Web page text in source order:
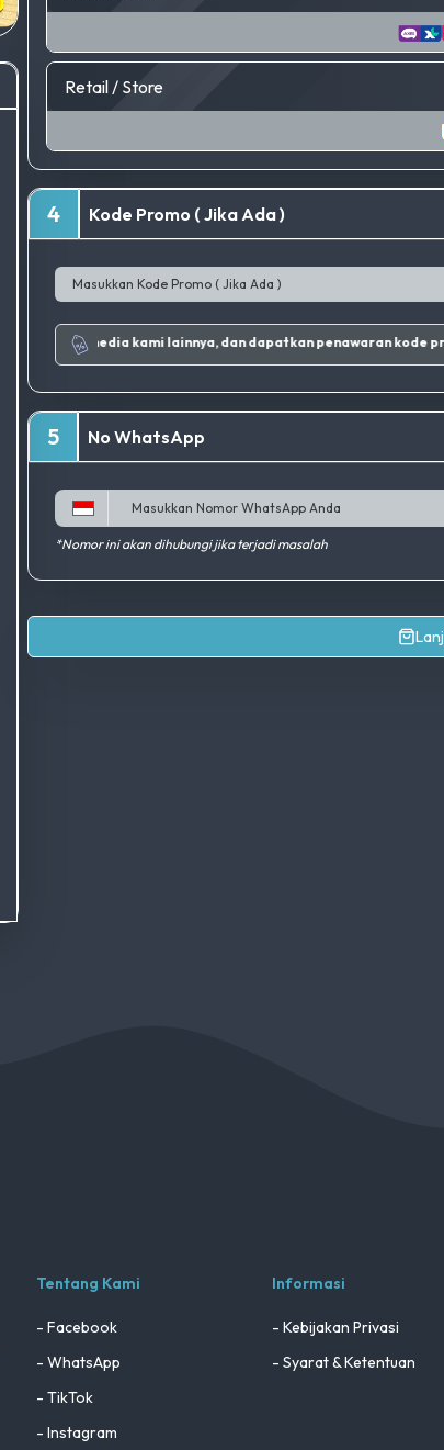
Retail / Store
4 Kode Promo ( Jika Ada )
Ikuti Instagram dan sosial media kami lainnya, dan dapatkan penawaran kode promo
5 No WhatsApp
*Nomor ini akan dihubungi jika terjadi masalah
Tentang Kami
- Facebook
- WhatsApp
- TikTok
- Instagram
Informasi
- Kebijakan Privasi
- Syarat & Ketentuan